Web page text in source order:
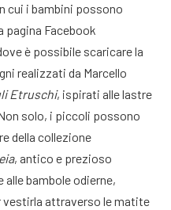
cui i bambini possono
pagina Facebook
è possibile scaricare la
realizzati da Marcello
Etruschi, ispirati alle lastre
solo, i piccoli possono
della collezione
, antico e prezioso
bambole odierne,
vestirla attraverso le matite